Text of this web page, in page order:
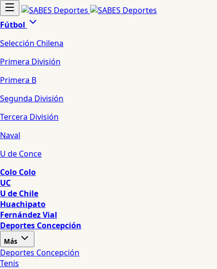
Fútbol
Selección Chilena
Primera División
Primera B
Segunda División
Tercera División
Naval
U de Conce
Colo Colo
UC
U de Chile
Huachipato
Fernández Vial
Deportes Concepción
Más
Deportes Concepción
Tenis